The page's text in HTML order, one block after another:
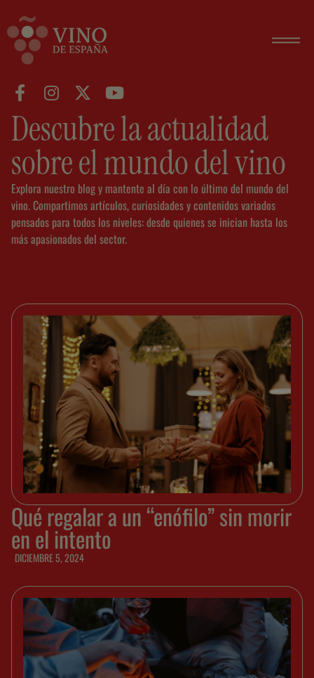
Descubre la actualidad
sobre el mundo del vino
Explora nuestro blog y mantente al día con lo último del mundo del
vino. Compartimos artículos, curiosidades y contenidos variados
pensados para todos los niveles: desde quienes se inician hasta los
más apasionados del sector.
Qué regalar a un “enófilo” sin morir
en el intento
DICIEMBRE 5, 2024